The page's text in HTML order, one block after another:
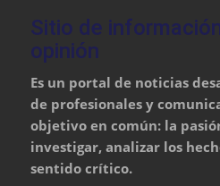
Sitio de
opinión
Es un portal de noticias
de profesionales y
objetivo en común: la
investigar, analizar los
sentido crítico.